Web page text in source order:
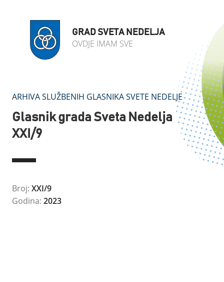
GRAD SVETA NEDELJA
OVDJE IMAM SVE
ARHIVA SLUŽBENIH GLASNIKA SVETE NEDELJE
Glasnik grada Sveta Nedelja
XXI/9
Broj: XXI/9
Godina: 2023